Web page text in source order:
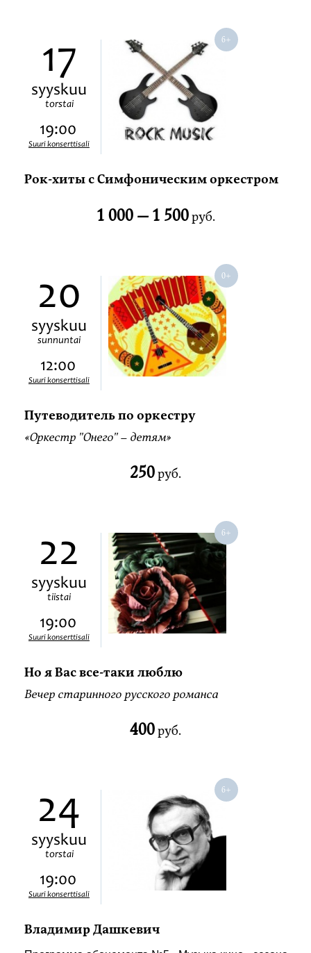
17
syyskuu
torstai
19:00
Suuri konserttisali
Рок-хиты с Симфоническим оркестром
1 000 — 1 500руб.
20
syyskuu
sunnuntai
12:00
Suuri konserttisali
Путеводитель по оркестру
«Оркестр ''Онего'' – детям»
250руб.
22
syyskuu
tiistai
19:00
Suuri konserttisali
Но я Вас все-таки люблю
Вечер старинного русского романса
400руб.
24
syyskuu
torstai
19:00
Suuri konserttisali
Владимир Дашкевич